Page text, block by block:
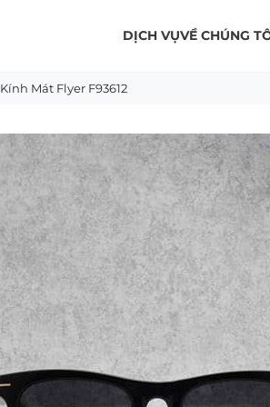
DỊCH VỤVỀ CHÚNG
Kính Mát Flyer F93612